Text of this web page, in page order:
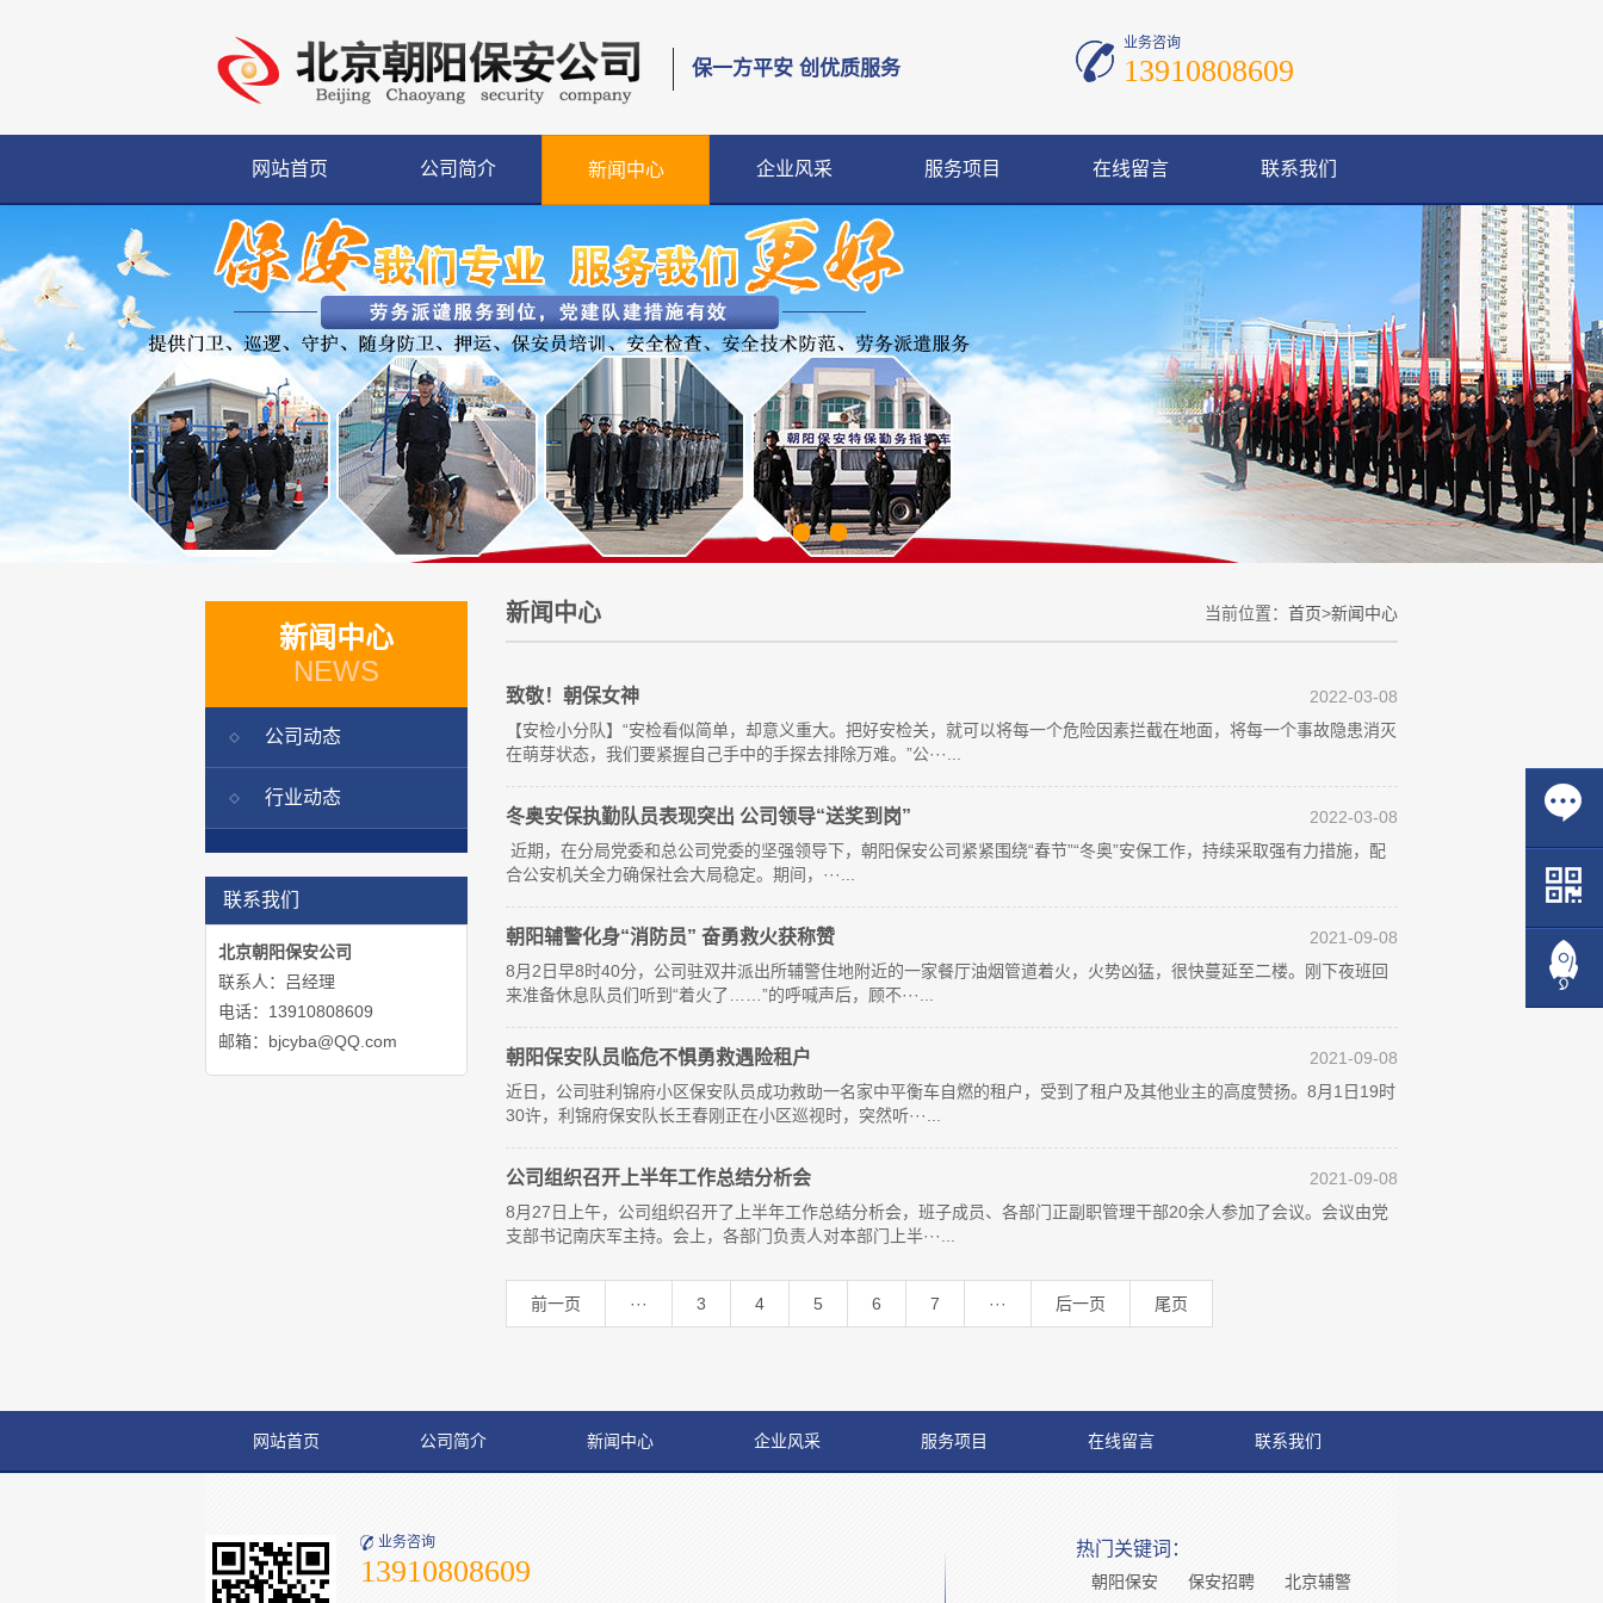
保一方平安 创优质服务
业务咨询
13910808609
网站首页 公司简介 新闻中心 企业风采 服务项目 在线留言 联系我们
新闻中心
NEWS
公司动态
行业动态
联系我们
北京朝阳保安公司
联系人：吕经理
电话：13910808609
邮箱：bjcyba@QQ.com
新闻中心 当前位置： 首页>新闻中心
2022-03-08
致敬！朝保女神
【安检小分队】“安检看似简单，却意义重大。把好安检关，就可以将每一个危险因素拦截在地面，将每一个事故隐患消灭
在萌芽状态，我们要紧握自己手中的手探去排除万难。”公···...
2022-03-08
冬奥安保执勤队员表现突出 公司领导“送奖到岗”
近期，在分局党委和总公司党委的坚强领导下，朝阳保安公司紧紧围绕“春节”“冬奥”安保工作，持续采取强有力措施，配
合公安机关全力确保社会大局稳定。期间，···...
2021-09-08
朝阳辅警化身“消防员” 奋勇救火获称赞
8月2日早8时40分，公司驻双井派出所辅警住地附近的一家餐厅油烟管道着火，火势凶猛，很快蔓延至二楼。刚下夜班回
来准备休息队员们听到“着火了……”的呼喊声后，顾不···...
2021-09-08
朝阳​保安队员临危不惧勇救遇险租户
近日，公司驻利锦府小区保安队员成功救助一名家中平衡车自燃的租户，受到了租户及其他业主的高度赞扬。8月1日19时
30许，利锦府保安队长王春刚正在小区巡视时，突然听···...
2021-09-08
公司组织召开上半年工作总结分析会
8月27日上午，公司组织召开了上半年工作总结分析会，班子成员、各部门正副职管理干部20余人参加了会议。会议由党
支部书记南庆军主持。会上，各部门负责人对本部门上半···...
前一页 ··· 3 4 5 6 7 ··· 后一页 尾页
网站首页 公司简介 新闻中心 企业风采 服务项目 在线留言 联系我们
业务咨询
13910808609
热门关键词：
朝阳保安 保安招聘 北京辅警